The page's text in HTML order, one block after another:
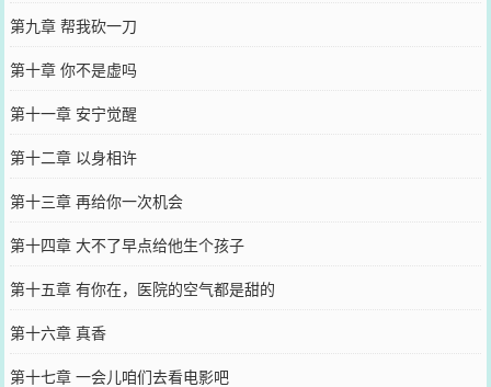
第九章 帮我砍一刀
第十章 你不是虚吗
第十一章 安宁觉醒
第十二章 以身相许
第十三章 再给你一次机会
第十四章 大不了早点给他生个孩子
第十五章 有你在，医院的空气都是甜的
第十六章 真香
第十七章 一会儿咱们去看电影吧